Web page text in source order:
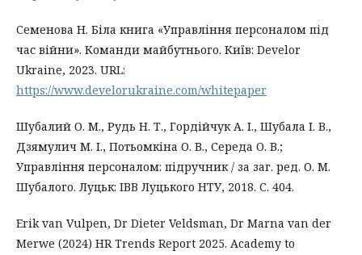
Семенова Н. Біла книга «Управління персоналом під
час війни». Команди майбутнього. Київ: Develor
Ukraine, 2023. URL:
https://www.develorukraine.com/whitepaper
Шубалий О. М., Рудь Н. Т., Гордійчук А. І., Шубала І. В.,
Дзямулич М. І., Потьомкіна О. В., Середа О. В.;
Управління персоналом: підручник / за заг. ред. О. М.
Шубалого. Луцьк: ІВВ Луцького НТУ, 2018. С. 404.
Erik van Vulpen, Dr Dieter Veldsman, Dr Marna van der
Merwe (2024) HR Trends Report 2025. Academy to